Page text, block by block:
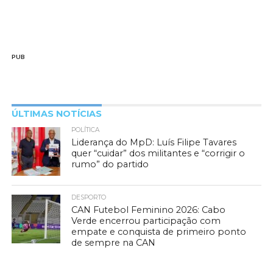
PUB
ÚLTIMAS NOTÍCIAS
POLÍTICA
Liderança do MpD: Luís Filipe Tavares
quer “cuidar” dos militantes e “corrigir o
rumo” do partido
DESPORTO
CAN Futebol Feminino 2026: Cabo
Verde encerrou participação com
empate e conquista de primeiro ponto
de sempre na CAN